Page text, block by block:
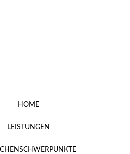
HOME
LEISTUNGEN